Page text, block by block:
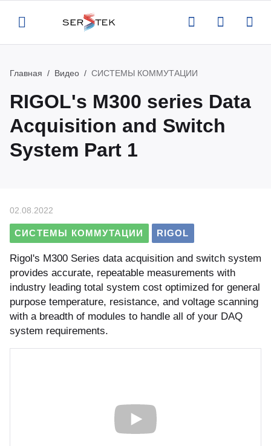
Назад
Назад
измерительное
оборудование
и антистатическая
Назад
и аттестация поставляемого
измерений по задаче
интеграционные проекты
ПО для автоматизации
по ТЗ заказчика
измерительного оборудования
Назад
Главная Видео СИСТЕМЫ КОММУТАЦИИ
RIGOL's M300 series Data
Acquisition and Switch
System Part 1
02.08.2022
СИСТЕМЫ КОММУТАЦИИ RIGOL
Rigol's M300 Series data acquisition and switch system
provides accurate, repeatable measurements with
industry leading total system cost optimized for general
purpose temperature, resistance, and voltage scanning
with a breadth of modules to handle all of your DAQ
system requirements.